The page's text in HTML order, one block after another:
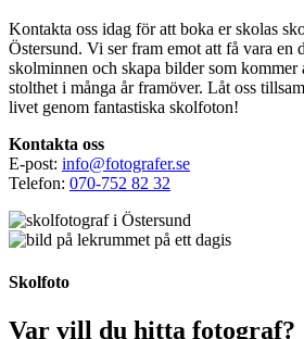
Kontakta oss idag för att boka er skolas
Östersund. Vi ser fram emot att få vara en
skolminnen och skapa bilder som
stolthet i många år framöver. Låt oss
livet genom fantastiska skolfoton!
Kontakta oss
E-post: info@fotografer.se
Telefon: 070-752 82 32
Skolfoto
Var vill du hitta fotograf?